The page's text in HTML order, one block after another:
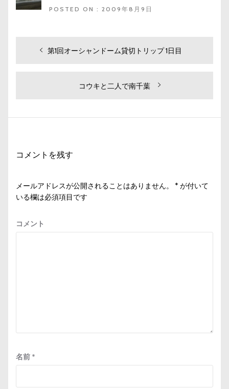
POSTED ON : 2009年8月9日
ョ
過
第1回オーシャンドーム貸切トリップ 1日目
次
稿:
コウキと二人で南千葉
コメントを残す
メールアドレスが公開されることはありません。 * が付いて
いる欄は必須項目です
コメント
名前 *